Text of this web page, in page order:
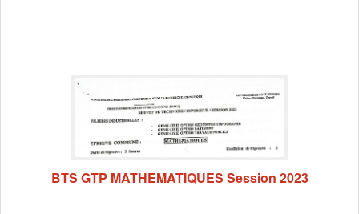
BTS GTP MATHEMATIQUES Session 2023